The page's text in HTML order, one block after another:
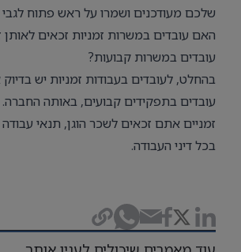
שלכם מעודכנים ושמרו על ראש פתוח לגבי
האם עובדים במשרות זמניות זכאים לאותן
עובדים במשרות קבועות?
בהחלט, לעובדים בעבודות זמניות יש בדיוק
עובדים בתפקידים קבועים, באותה החברה.
זמניים אתם זכאים לשכר הוגן, תנאי
בכל דיני העבודה.